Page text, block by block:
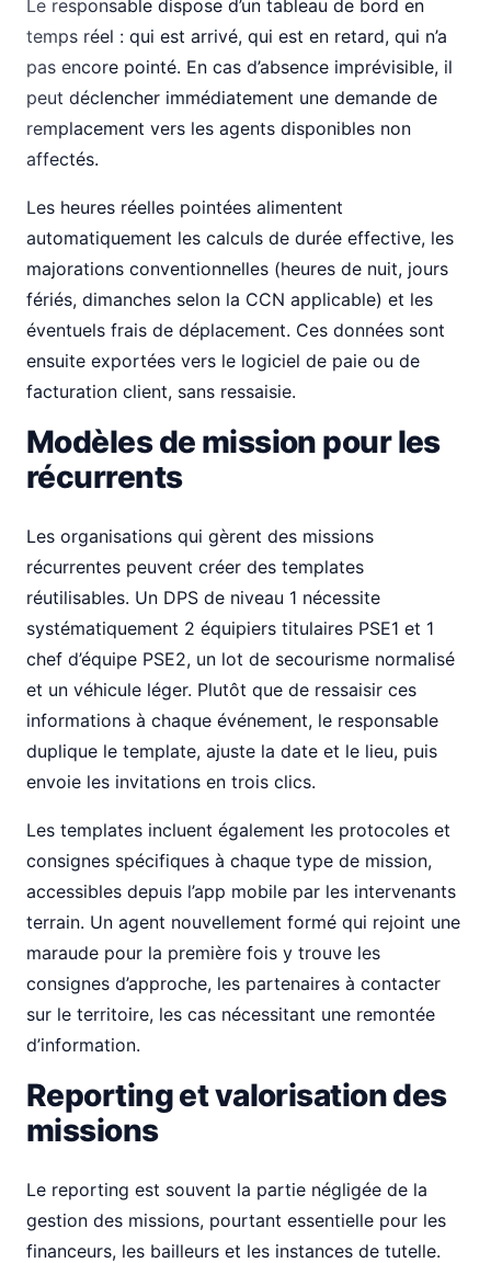
Le responsable dispose d’un tableau de bord en
temps réel : qui est arrivé, qui est en retard, qui n’a
pas encore pointé. En cas d’absence imprévisible, il
peut déclencher immédiatement une demande de
remplacement vers les agents disponibles non
affectés.
Les heures réelles pointées alimentent
automatiquement les calculs de durée effective, les
majorations conventionnelles (heures de nuit, jours
fériés, dimanches selon la CCN applicable) et les
éventuels frais de déplacement. Ces données sont
ensuite exportées vers le logiciel de paie ou de
facturation client, sans ressaisie.
Modèles de mission pour les
récurrents
Les organisations qui gèrent des missions
récurrentes peuvent créer des templates
réutilisables. Un DPS de niveau 1 nécessite
systématiquement 2 équipiers titulaires PSE1 et 1
chef d’équipe PSE2, un lot de secourisme normalisé
et un véhicule léger. Plutôt que de ressaisir ces
informations à chaque événement, le responsable
duplique le template, ajuste la date et le lieu, puis
envoie les invitations en trois clics.
Les templates incluent également les protocoles et
consignes spécifiques à chaque type de mission,
accessibles depuis l’app mobile par les intervenants
terrain. Un agent nouvellement formé qui rejoint une
maraude pour la première fois y trouve les
consignes d’approche, les partenaires à contacter
sur le territoire, les cas nécessitant une remontée
d’information.
Reporting et valorisation des
missions
Le reporting est souvent la partie négligée de la
gestion des missions, pourtant essentielle pour les
financeurs, les bailleurs et les instances de tutelle.